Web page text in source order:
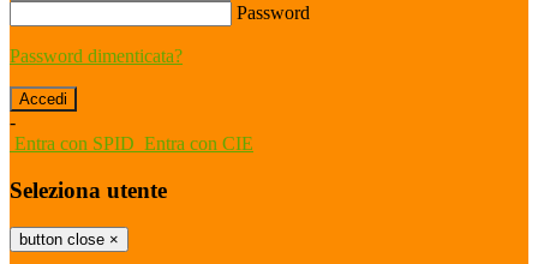
Password
Password dimenticata?
-
Entra con SPID Entra con CIE
Seleziona utente
button close ×